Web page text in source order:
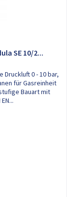
SE 10/2...
Druckluft 0 - 10 bar,
für Gasreinheit
Bauart mit